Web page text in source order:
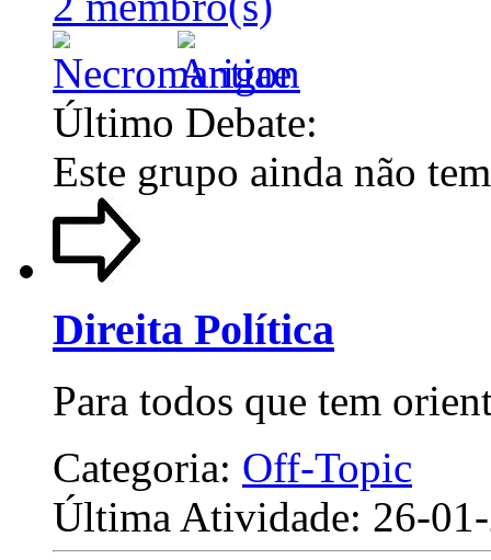
Último Debate:
Este grupo ainda não
Direita Política
Para todos que tem
Categoria: Off-Topic
Última Atividade: 26-